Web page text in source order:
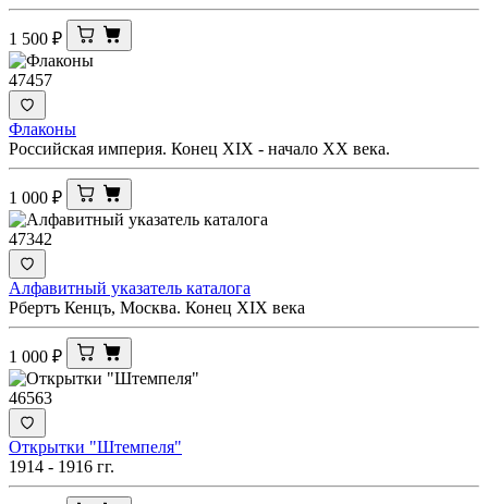
1 500 ₽
47457
Флаконы
Российская империя. Конец XIX - начало XX века.
1 000 ₽
47342
Алфавитный указатель каталога
Рбертъ Кенцъ, Москва. Конец XIX века
1 000 ₽
46563
Открытки "Штемпеля"
1914 - 1916 гг.